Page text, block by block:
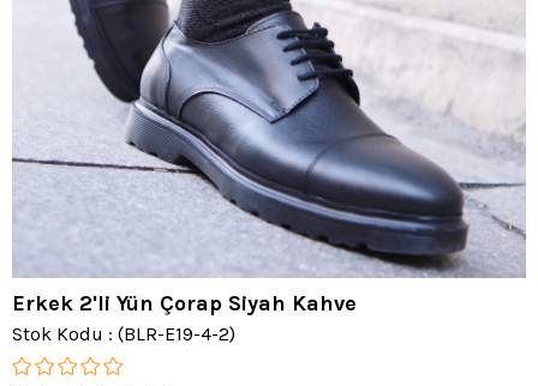
Erkek 2'li Yün Çorap Siyah Kahve
Stok Kodu (BLR-E19-4-2)